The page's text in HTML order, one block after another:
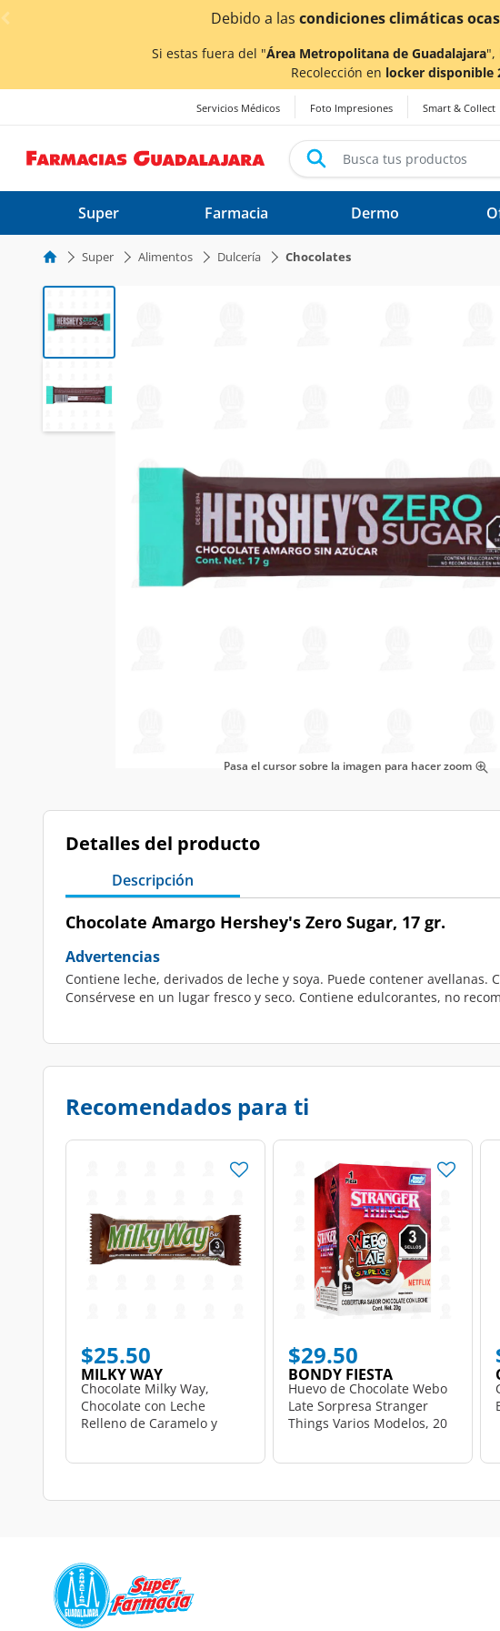
< div class="carousel-inner">condiciones climáticas ocasionadas por las
Si estas fuera del "Área Metropolitana de Guadalajara",
Recolección en locker disponible
Servicios Médicos Foto Impresiones Smart & Collect
Super Farmacia Dermo
Super Alimentos Dulcería Chocolates
Pasa el cursor sobre la imagen para hacer zoom
Detalles del producto
Descripción
Chocolate Amargo Hershey's Zero Sugar, 17 gr.
Advertencias
Contiene leche, derivados de leche y soya. Puede contener
Consérvese en un lugar fresco y seco. Contiene edulcorantes, no
Recomendados para ti
$25.50
MILKY WAY
Chocolate Milky Way,
Chocolate con Leche
Relleno de Caramelo y
$29.50
BONDY FIESTA
Huevo de Chocolate Webo
Late Sorpresa Stranger
Things Varios Modelos, 20